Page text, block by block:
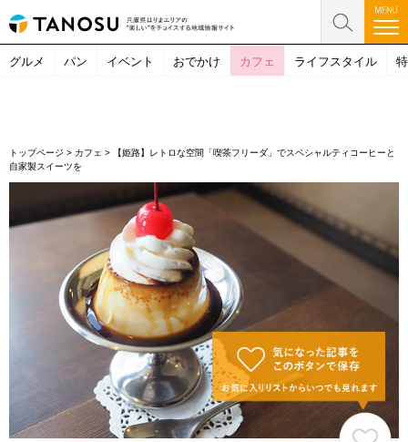
グルメ パン イベント おでかけ カフェ ライフスタイル
トップページ > カフェ >
【姫路】レトロな空間「喫茶フリーダ」でスペシャルティコーヒーと
自家製スイーツを